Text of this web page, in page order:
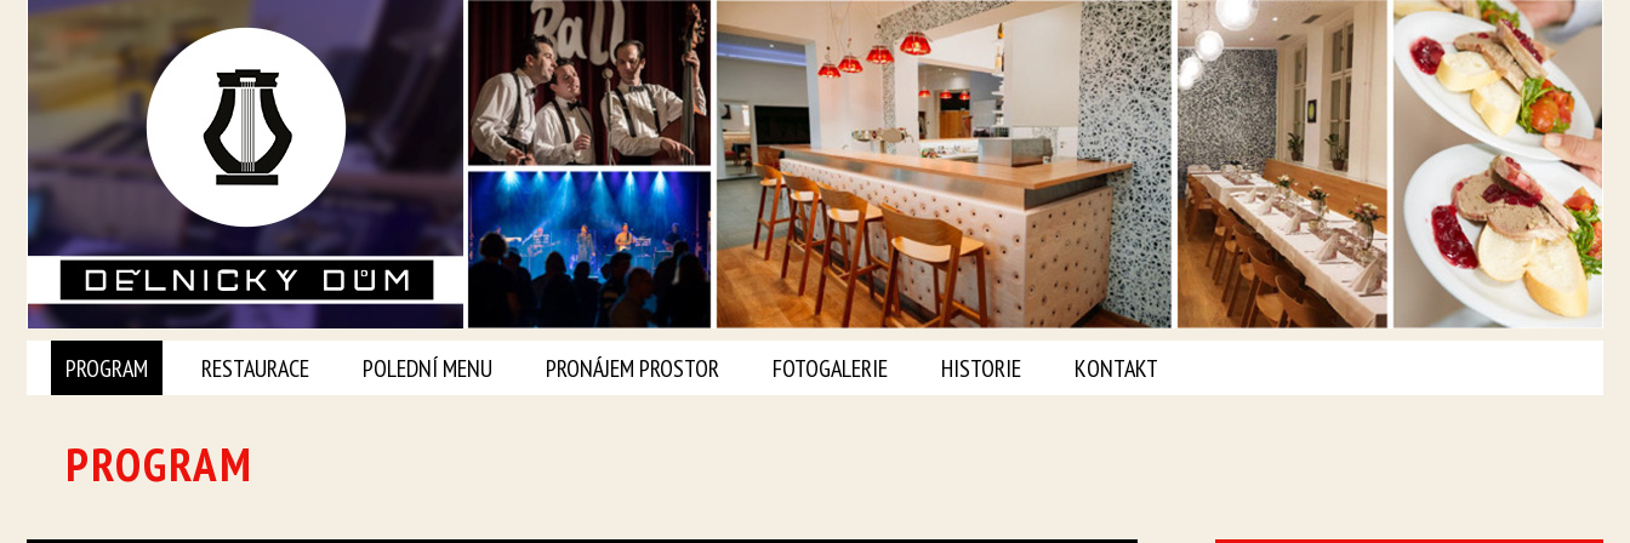
PROGRAM RESTAURACE POLEDNÍ MENU PRONÁJEM PROSTOR FOTOGALERIE HISTORIE KONTAKT
PROGRAM